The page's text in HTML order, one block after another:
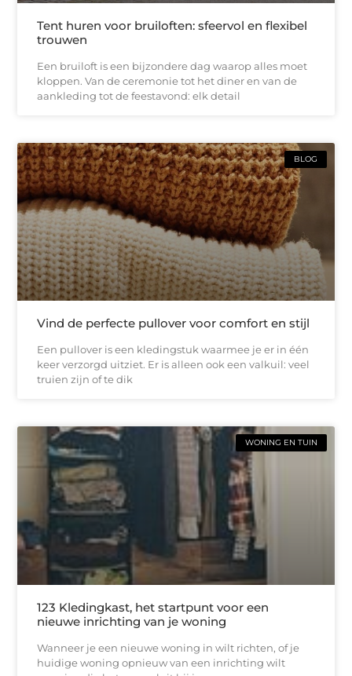
Tent huren voor bruiloften: sfeervol en flexibel
trouwen
Een bruiloft is een bijzondere dag waarop alles moet
kloppen. Van de ceremonie tot het diner en van de
aankleding tot de feestavond: elk detail
BLOG
Vind de perfecte pullover voor comfort en stijl
Een pullover is een kledingstuk waarmee je er in één
keer verzorgd uitziet. Er is alleen ook een valkuil: veel
truien zijn of te dik
WONING EN TUIN
123 Kledingkast, het startpunt voor een
nieuwe inrichting van je woning
Wanneer je een nieuwe woning in wilt richten, of je
huidige woning opnieuw van een inrichting wilt